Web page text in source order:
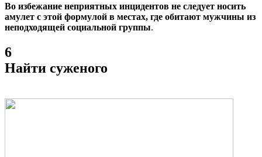
Во избежание неприятных инцидентов не следует носить
амулет с этой формулой в местах, где обитают мужчины из
неподходящей социальной группы.
6
Найти суженого